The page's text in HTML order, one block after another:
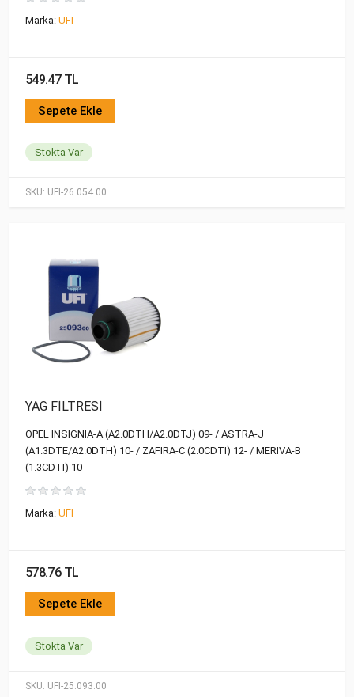
SKU: UFI-26.054.00
Marka: UFI
549.47 TL
Sepete Ekle
Stokta Var
SKU: UFI-25.093.00
YAG FİLTRESİ
OPEL INSIGNIA-A (A2.0DTH/A2.0DTJ) 09- / ASTRA-J
(A1.3DTE/A2.0DTH) 10- / ZAFIRA-C (2.0CDTI) 12- / MERIVA-B
(1.3CDTI) 10-
Marka: UFI
578.76 TL
Sepete Ekle
Stokta Var